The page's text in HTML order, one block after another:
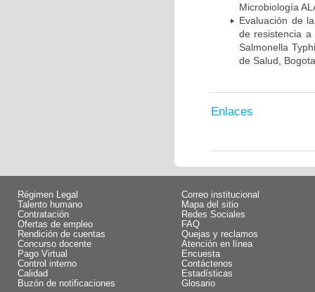
Microbiología
Evaluación de
de resistencia
Salmonella
de Salud,
Enlaces
Régimen Legal
Talento humano
Contratación
Ofertas de empleo
Rendición de cuentas
Concurso docente
Pago Virtual
Control interno
Calidad
Buzón de notificaciones
Correo institucional
Mapa del sitio
Redes Sociales
FAQ
Quejas y reclamos
Atención en línea
Encuesta
Contáctenos
Estadísticas
Glosario